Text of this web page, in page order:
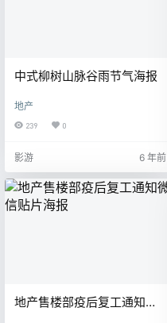
中式柳树山脉谷雨节气海报
地产
239 0
影游 6 年前
地产售楼部疫后复工通知微